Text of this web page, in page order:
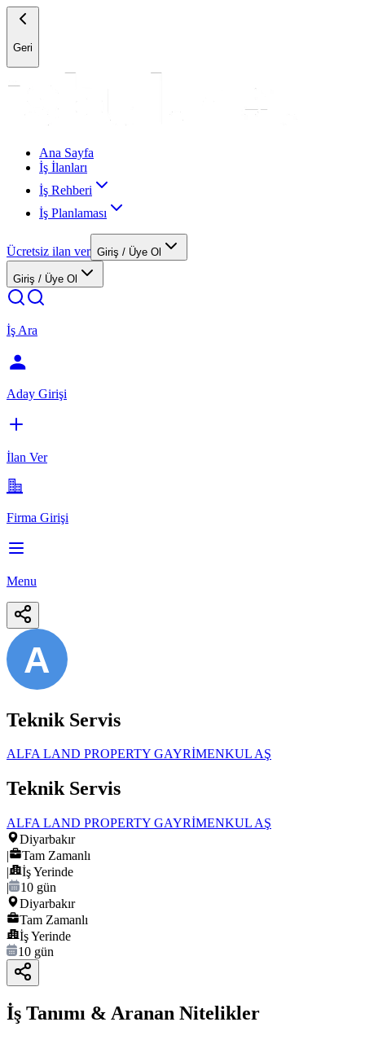
Geri
Ana Sayfa
İş İlanları
İş Rehberi
İş Planlaması
Ücretsiz ilan ver Giriş / Üye Ol
Giriş / Üye Ol
İş Ara
Aday Girişi
İlan Ver
Firma Girişi
Menu
A
Teknik Servis
ALFA LAND PROPERTY GAYRİMENKUL AŞ
Teknik Servis
ALFA LAND PROPERTY GAYRİMENKUL AŞ
Diyarbakır
|
Tam Zamanlı
|
İş Yerinde
|
10 gün
Diyarbakır
Tam Zamanlı
İş Yerinde
10 gün
İş Tanımı & Aranan Nitelikler